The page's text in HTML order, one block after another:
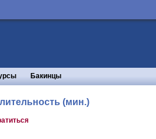
Бакинцы
(мин.)